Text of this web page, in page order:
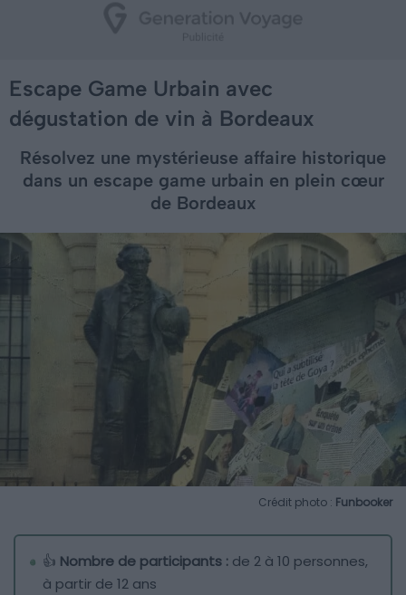
Escape Game Urbain avec
dégustation de vin à Bordeaux
Résolvez une mystérieuse affaire historique
dans un escape game urbain en plein cœur
de Bordeaux
Crédit photo : Funbooker
👍 Nombre de participants : de 2 à 10 personnes,
à partir de 12 ans